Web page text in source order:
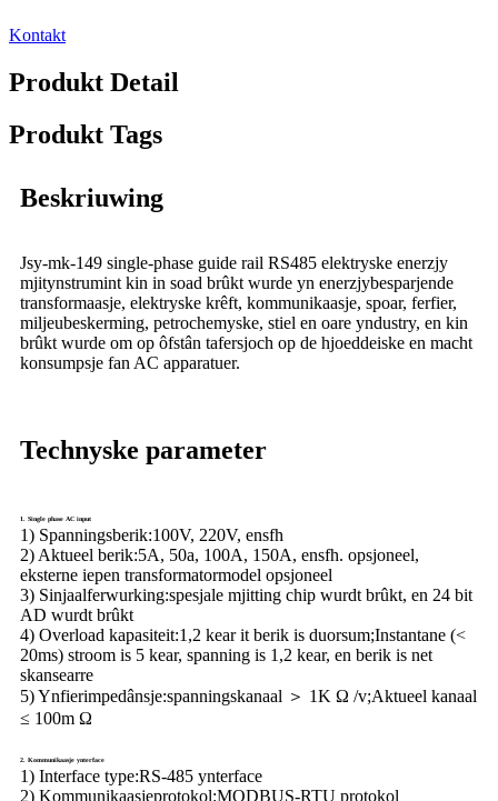
Kontakt
Produkt Detail
Produkt Tags
Beskriuwing
Jsy-mk-149 single-phase guide rail RS485 elektryske enerzjy
mjitynstrumint kin in soad brûkt wurde yn enerzjybesparjende
transformaasje, elektryske krêft, kommunikaasje, spoar, ferfier,
miljeubeskerming, petrochemyske, stiel en oare yndustry, en kin
brûkt wurde om op ôfstân tafersjoch op de hjoeddeiske en macht
konsumpsje fan AC apparatuer.
Technyske parameter
1. Single phase AC input
1) Spanningsberik:100V, 220V, ensfh
2) Aktueel berik:5A, 50a, 100A, 150A, ensfh. opsjoneel,
eksterne iepen transformatormodel opsjoneel
3) Sinjaalferwurking:spesjale mjitting chip wurdt brûkt, en 24 bit
AD wurdt brûkt
4) Overload kapasiteit:1,2 kear it berik is duorsum;Instantane (<
20ms) stroom is 5 kear, spanning is 1,2 kear, en berik is net
skansearre
5) Ynfierimpedânsje:spanningskanaal ＞ 1K Ω /v;Aktueel kanaal
≤ 100m Ω
2. Kommunikaasje ynterface
1) Interface type:RS-485 ynterface
2) Kommunikaasjeprotokol:MODBUS-RTU protokol